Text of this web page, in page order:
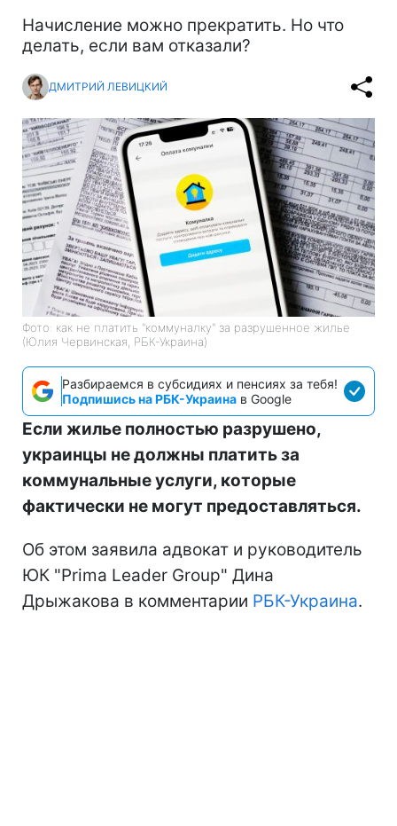
Начисление можно прекратить. Но что
делать, если вам отказали?
ДМИТРИЙ ЛЕВИЦКИЙ
Фото: как не платить "коммуналку" за разрушенное жилье
(Юлия Червинская, РБК-Украина)
Разбираемся в субсидиях и пенсиях за тебя!
Подпишись на РБК-Украина в Google
Если жилье полностью разрушено,
украинцы не должны платить за
коммунальные услуги, которые
фактически не могут предоставляться.
Об этом заявила адвокат и руководитель
ЮК "Prima Leader Group" Дина
Дрыжакова в комментарии РБК-Украина.